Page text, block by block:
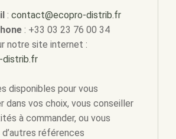
: contact@ecopro-distrib.fr
: +33 03 23 76 00 34
notre site internet :
distrib.fr
disponibles pour vous
dans vos choix, vous conseiller
à commander, ou vous
références